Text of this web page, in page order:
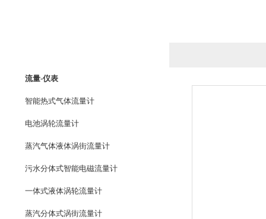
流量-仪表
智能热式气体流量计
电池涡轮流量计
蒸汽气体液体涡街流量计
污水分体式智能电磁流量计
一体式液体涡轮流量计
蒸汽分体式涡街流量计